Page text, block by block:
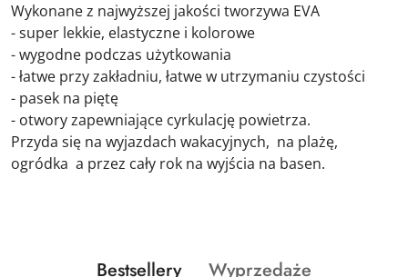
Wykonane z najwyższej jakości tworzywa EVA
- super lekkie, elastyczne i kolorowe
- wygodne podczas użytkowania
- łatwe przy zakładniu, łatwe w utrzymaniu czystości
- pasek na piętę
- otwory zapewniające cyrkulację powietrza.
Przyda się na wyjazdach wakacyjnych, na plażę,
ogródka a przez cały rok na wyjścia na basen.
Produkty
Bestsellery Produkty
Wyprzedaże